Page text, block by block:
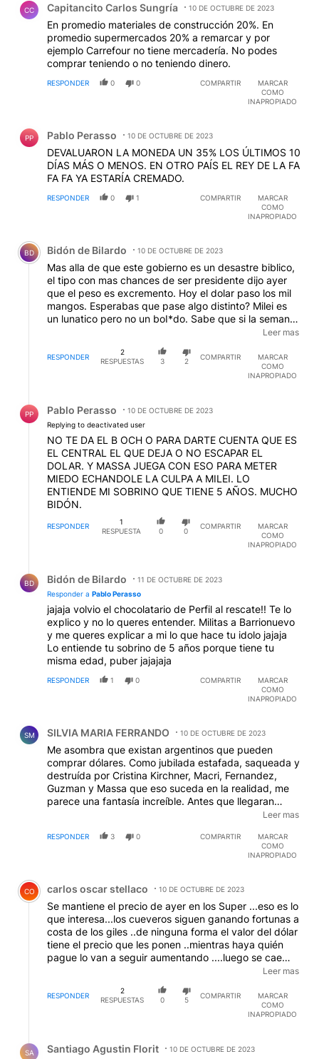
CC Capitancito Carlos Sungría 10 DE OCTUBRE DE 2023
En promedio materiales de construcción 20%. En
promedio supermercados 20% a remarcar y por
ejemplo Carrefour no tiene mercadería. No podes
comprar teniendo o no teniendo dinero.
RESPONDER 0 0 COMPARTIR
MARCAR
COMO
INAPROPIADO
PP Pablo Perasso 10 DE OCTUBRE DE 2023
DEVALUARON LA MONEDA UN 35% LOS ÚLTIMOS 10
DÍAS MÁS O MENOS. EN OTRO PAÍS EL REY DE LA FA
FA FA YA ESTARÍA CREMADO.
RESPONDER 0 1 COMPARTIR
MARCAR
COMO
INAPROPIADO
Comentario de Bidón de Bilardo.
BD Bidón de Bilardo 10 DE OCTUBRE DE 2023
Mas alla de que este gobierno es un desastre biblico,
el tipo con mas chances de ser presidente dijo ayer
que el peso es excremento. Hoy el dolar paso los mil
mangos. Esperabas que pase algo distinto? Milei es
un lunatico pero no un boI*do. Sabe que si la semana
que viene el dolar se va entre 1500 y 2mil pesos gana
en 1era vuelta. Y esta haciendo todo lo posible para
que pase eso.
Leer mas
RESPONDER
2
RESPUESTAS
3 2
COMPARTIR
MARCAR
COMO
INAPROPIADO
PP Pablo Perasso
10 DE OCTUBRE DE 2023
Replying to deactivated user
NO TE DA EL B OCH O PARA DARTE CUENTA QUE ES
EL CENTRAL EL QUE DEJA O NO ESCAPAR EL
DOLAR. Y MASSA JUEGA CON ESO PARA METER
MIEDO ECHANDOLE LA CULPA A MILEI. LO
ENTIENDE MI SOBRINO QUE TIENE 5 AÑOS. MUCHO
BIDÓN.
RESPONDER
1
RESPUESTA
0 0
COMPARTIR
MARCAR
COMO
INAPROPIADO
BD Bidón de Bilardo
11 DE OCTUBRE DE 2023
Responder a Pablo Perasso
jajaja volvio el chocolatario de Perfil al rescate!! Te lo
explico y no lo queres entender. Militas a Barrionuevo
y me queres explicar a mi lo que hace tu idolo jajaja
Lo entiende tu sobrino de 5 años porque tiene tu
misma edad, puber jajajaja
RESPONDER 1 0 COMPARTIR
MARCAR
COMO
INAPROPIADO
SM SILVIA MARIA FERRANDO 10 DE OCTUBRE DE 2023
Me asombra que existan argentinos que pueden
comprar dólares. Como jubilada estafada, saqueada y
destruída por Cristina Kirchner, Macri, Fernandez,
Guzman y Massa que eso suceda en la realidad, me
parece una fantasía increíble. Antes que llegaran
estos delincuentes fascinerosos de los politicos , yo
Destruyeron mi vida y la de la mayoría de los
argentinos. LOS QUIERO A TODOS INVESTIGADOS,
Leer mas
RESPONDER 3 0 COMPARTIR
MARCAR
COMO
INAPROPIADO
Comentario de carlos oscar stellaco.
CO carlos oscar stellaco 10 DE OCTUBRE DE 2023
Se mantiene el precio de ayer en los Super ...eso es lo
que interesa...los cueveros siguen ganando fortunas a
costa de los giles ..de ninguna forma el valor del dólar
tiene el precio que les ponen ..mientras haya quién
pague lo van a seguir aumentando ....luego se cae
cómo pasó anteriormente...nadie puede saber si ellos
compran o venden no hay cifras al respecto pueden
ser mil dólares los que mueve el mercado o diez
millones....cómo dije antes ..mientras haya giles que
Leer mas
RESPONDER
2
RESPUESTAS
0 5
COMPARTIR
MARCAR
COMO
INAPROPIADO
SA Santiago Agustin Florit
10 DE OCTUBRE DE 2023